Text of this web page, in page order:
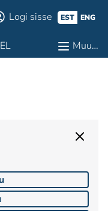
Logi sisse EST ENG
EL Muu…